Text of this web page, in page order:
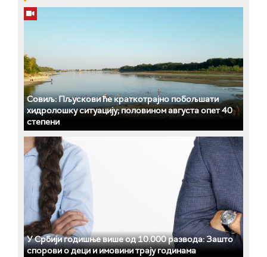
Совиљ: Пљускови ће краткотрајно побољшати
хидролошку ситуацију; половином августа опет 40
степени
У Србији годишње више од 10.000 развода: Зашто
спорови о деци и имовини трају годинама